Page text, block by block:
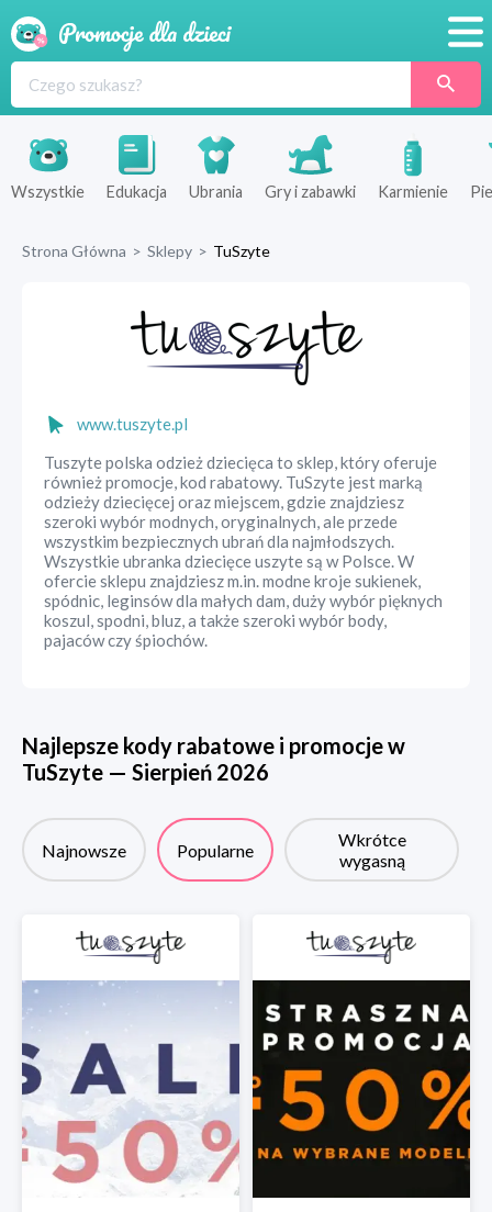
Produkty
Sklepy
Wszystkie Edukacja Ubrania Gry i zabawki Karmienie
Strona Główna > Sklepy > TuSzyte
www.tuszyte.pl
Tuszyte polska odzież dziecięca to sklep, który oferuje
również promocje, kod rabatowy. TuSzyte jest marką
odzieży dziecięcej oraz miejscem, gdzie znajdziesz
szeroki wybór modnych, oryginalnych, ale przede
wszystkim bezpiecznych ubrań dla najmłodszych.
Wszystkie ubranka dziecięce uszyte są w Polsce. W
ofercie sklepu znajdziesz m.in. modne kroje sukienek,
spódnic, leginsów dla małych dam, duży wybór pięknych
koszul, spodni, bluz, a także szeroki wybór body,
pajaców czy śpiochów.
Najlepsze kody rabatowe i promocje w
TuSzyte — Sierpień 2026
Najnowsze Popularne
Wkrótce
wygasną